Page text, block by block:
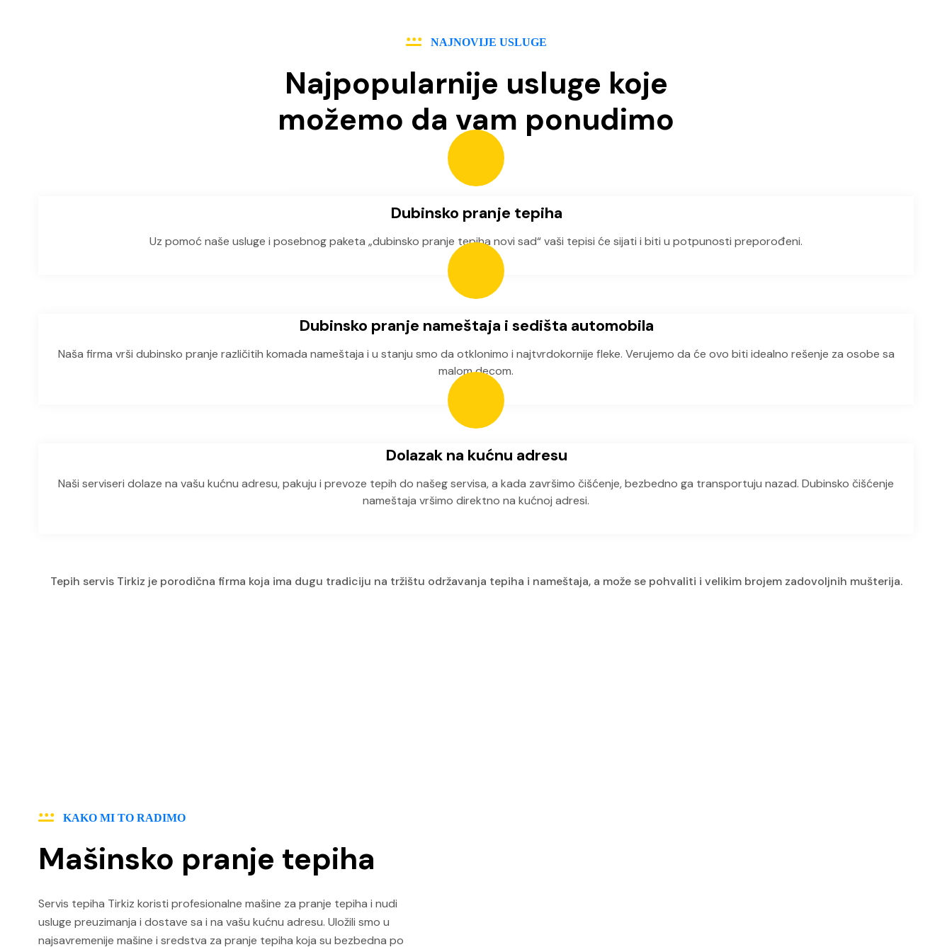
NAJNOVIJE USLUGE
Najpopularnije usluge koje
možemo da vam ponudimo
Dubinsko pranje tepiha
Uz pomoć naše usluge i posebnog paketa „dubinsko pranje tepiha novi sad“ vaši tepisi će sijati i biti u potpunosti preporođeni.
Dubinsko pranje nameštaja i sedišta automobila
Naša firma vrši dubinsko pranje različitih komada nameštaja i u stanju smo da otklonimo i najtvrdokornije fleke. Verujemo da će ovo biti idealno rešenje za osobe sa
malom decom.
Dolazak na kućnu adresu
Naši serviseri dolaze na vašu kućnu adresu, pakuju i prevoze tepih do našeg servisa, a kada završimo čišćenje, bezbedno ga transportuju nazad. Dubinsko čišćenje
nameštaja vršimo direktno na kućnoj adresi.
Tepih servis Tirkiz je porodična firma koja ima dugu tradiciju na tržištu održavanja tepiha i nameštaja, a može se pohvaliti i velikim brojem zadovoljnih mušterija.
KAKO MI TO RADIMO
Mašinsko pranje tepiha
Servis tepiha Tirkiz koristi profesionalne mašine za pranje tepiha i nudi
usluge preuzimanja i dostave sa i na vašu kućnu adresu. Uložili smo u
najsavremenije mašine i sredstva za pranje tepiha koja su bezbedna po